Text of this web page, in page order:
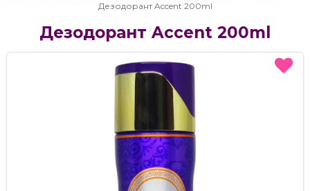
Дезодорант Accent 200ml
Дезодорант Accent 200ml